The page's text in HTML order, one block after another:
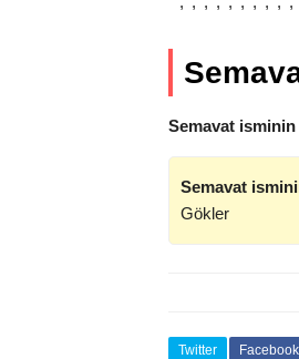
Semavat isminin
Semavat
Gökler
Twitter Facebook